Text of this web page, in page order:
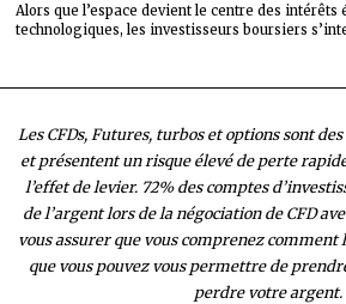
Alors que l’espace devient le centre des intérêts
technologiques, les investisseurs boursiers
Les CFDs, Futures, turbos et options sont
et présentent un risque élevé de perte
l’effet de levier. 72% des comptes
de l’argent lors de la négociation de CFD
vous assurer que vous comprenez comment
que vous pouvez vous permettre de
perdre votre argent.